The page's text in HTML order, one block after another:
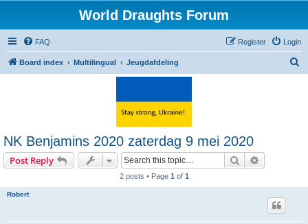
World Draughts Forum
FAQ Login
Register
Board index Multilingual Jeugdafdeling
NK Benjamins 2020 zaterdag 9 mei 2020
Post Reply Search
2 posts • Page 1 of 1
Robert